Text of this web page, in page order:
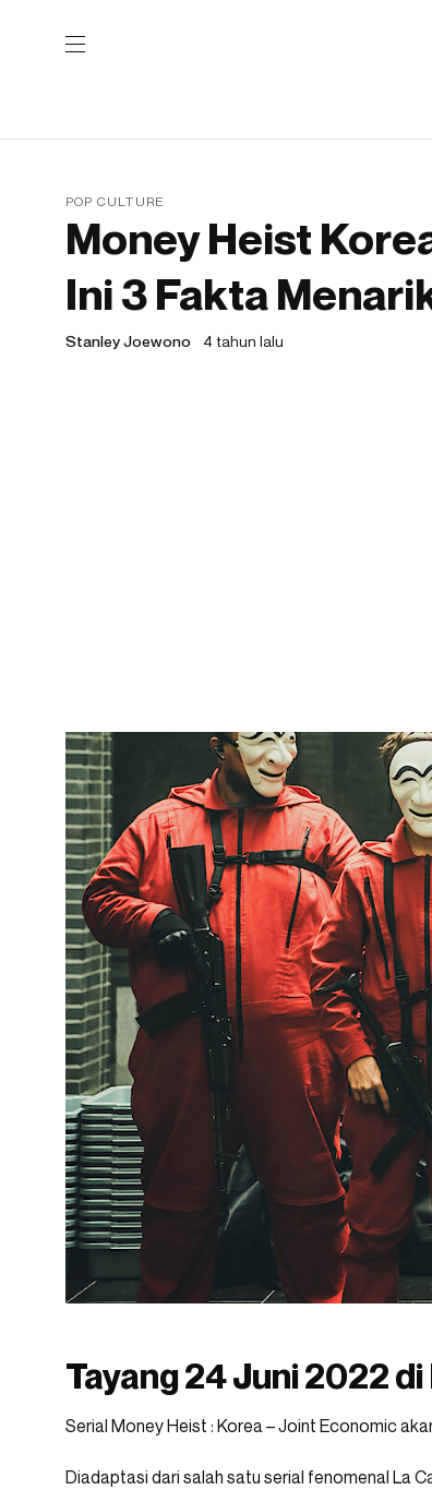
POP CULTURE
Money Heist
Ini 3 Fakta
Stanley Joewono 4 tahun lalu
Tayang 24 Juni 2022
Serial Money Heist : Korea – Joint Economic
Diadaptasi dari salah satu serial fenomenal La